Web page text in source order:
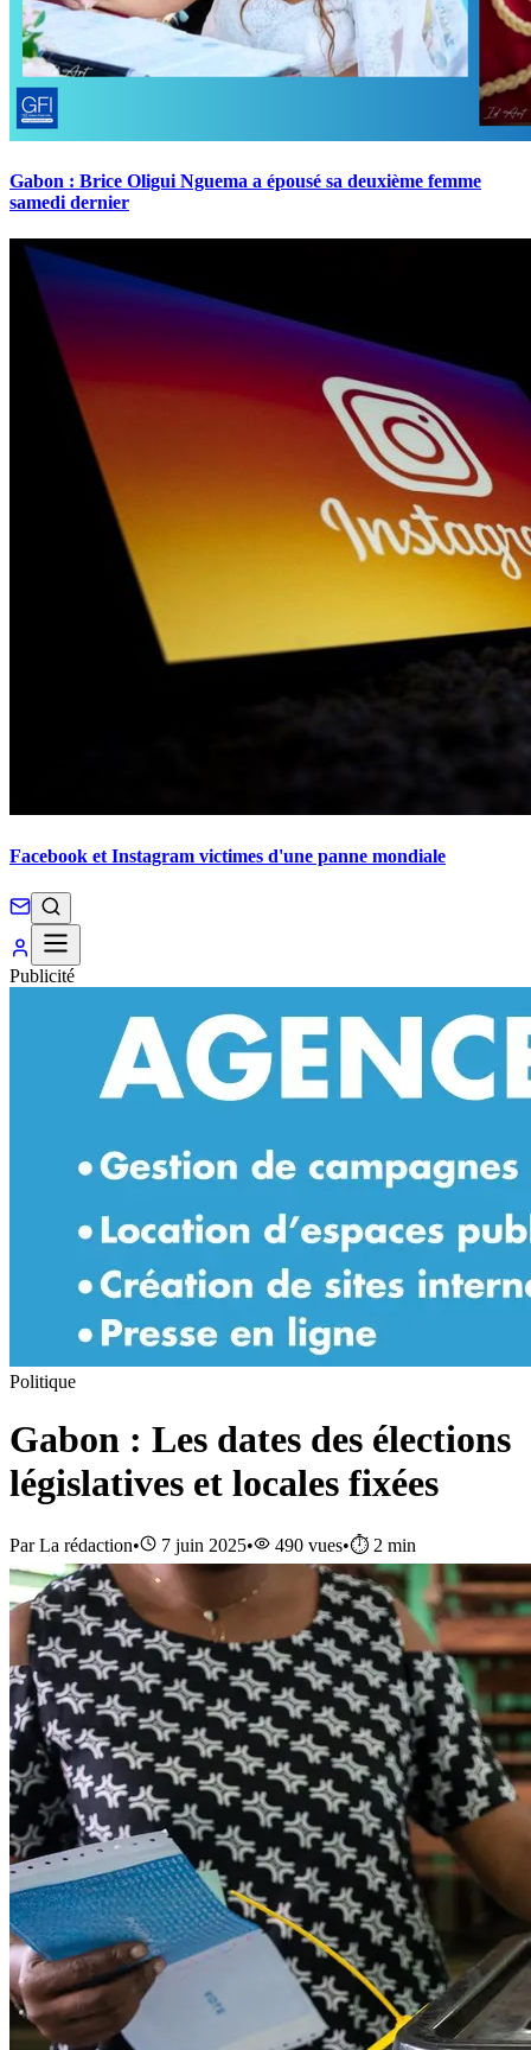
Gabon : Brice Oligui Nguema a épousé sa deuxième femme
samedi dernier
Facebook et Instagram victimes d'une panne mondiale
Publicité
Politique
Gabon : Les dates des élections
législatives et locales fixées
ParLa rédaction• 7 juin 2025• 490 vues•⏱️ 2 min